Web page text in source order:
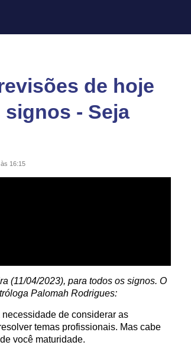
de hoje
signos - Seja
16:15
(11/04/2023), para todos os signos. O
Palomah Rodrigues:
de considerar as
temas profissionais. Mas cabe
você maturidade.